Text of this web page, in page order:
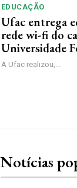
EDUCAÇÃO
Ufac entrega
rede wi-fi do
Universidade
A Ufac realizou,...
Notícias